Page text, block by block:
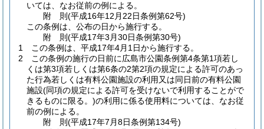
いては、なお従前の例による。
附 則(平成16年12月22日条例第62号)
この条例は、公布の日から施行する。
附 則(平成17年3月30日条例第30号)
1
この条例は、平成17年4月1日から施行する。
2
この条例の施行の日前に広島市公園条例第4条第1項若し
くは第3項若しくは第6条の2第2項の規定による許可のあっ
た行為若しくは有料公園施設の利用又は同日前の有料公園
施設(同項の規定による許可を受けないで利用することがで
きるものに限る。)の利用に係る使用料については、なお従
前の例による。
附 則(平成17年7月8日条例第134号)